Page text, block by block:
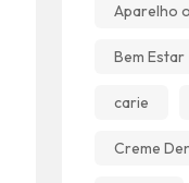
Aparelho
Bem Estar
carie
Creme